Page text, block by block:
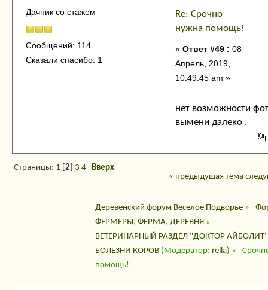
Дачник со стажем
Сообщений: 114
Сказали спасибо: 1
Re: Срочно
нужна помощь!
« Ответ #49 : 08
Апрель, 2019,
10:49:45 am »
нет возможности
вымени далеко .
Страницы: 1 [2 3 4
Вверх
« предыдущая тема
Деревенский форум Веселое Подворье»
ФЕРМЕРЫ, ФЕРМА, ДЕРЕВНЯ »
ВЕТЕРИНАРНЫЙ РАЗДЕЛ "ДОКТОР АЙБОЛИТ"
БОЛЕЗНИ КОРОВ(Модератор: rella) »
помощь!